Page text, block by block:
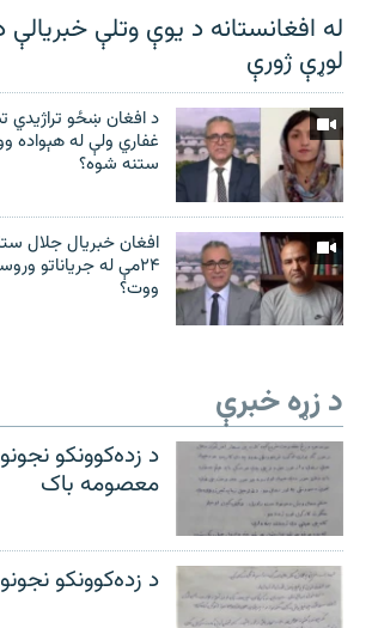
له افغانستانه د یوې وتلې خبریالې
لوړې ژورې
د افغان ښځو تراژیدي
غفاري ولې له هېواده
ستنه شوه؟
افغان خبریال جلال
۲۴مې له جریاناتو
ووت؟
د زړه خبرې
د زده‌کوونکو
معصومه باک
د زده‌کوونکو